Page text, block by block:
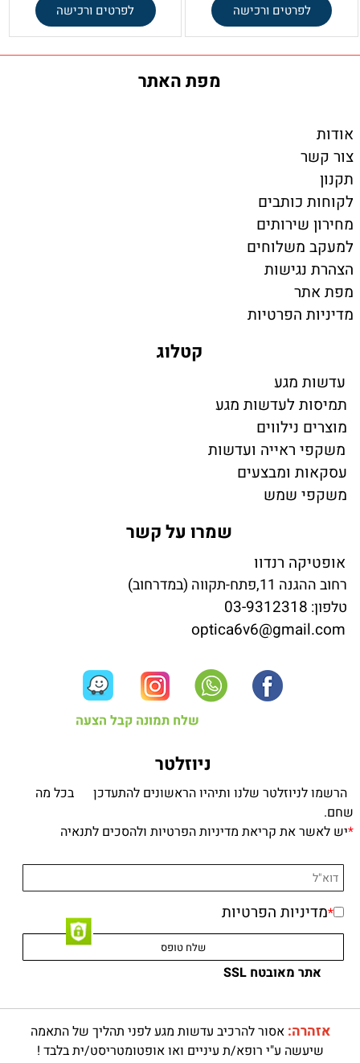
לפרטים ורכישה לפרטים ורכישה
מפת האתר
אודות
צור קשר
תקנון
לקוחות כותבים
מחירון שירותים
למעקב משלוחים
הצהרת נגישות
מפת אתר
מדיניות הפרטיות
קטלוג
עדשות מגע
תמיסות לעדשות מגע
מוצרים נילווים
משקפי ראייה ועדשות
עסקאות ומבצעים
משקפי שמש
שמרו על קשר
אופטיקה רנדוו
רחוב ההגנה 11,פתח-תקווה (במדרחוב)
טלפון: 03-9312318
שלח תמונה קבל הצעה
ניוזלטר
הרשמו לניוזלטר שלנו ותיהיו הראשונים להתעדכן בכל מה
שחם.
*יש לאשר את קריאת מדיניות הפרטיות ולהסכים לתנאיה
*מדיניות הפרטיות
אתר מאובטח SSL
אזהרה: אסור להרכיב עדשות מגע לפני תהליך של התאמה
שיעשה ע"י רופא/ת עיניים ואו אופטומטריסט/ית בלבד !